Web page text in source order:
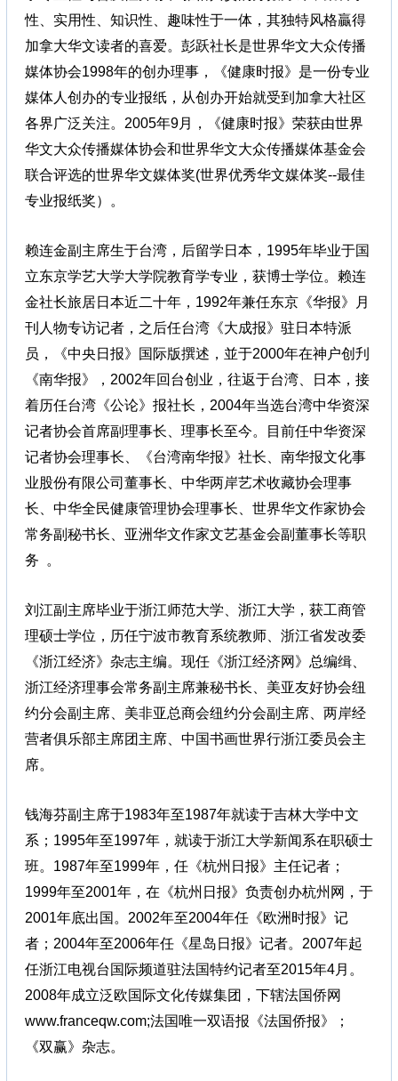
性、实用性、知识性、趣味性于一体，其独特风格贏得
加拿大华文读者的喜爱。彭跃社长是世界华文大众传播
媒体协会1998年的创办理事，《健康时报》是一份专业
媒体人创办的专业报纸，从创办开始就受到加拿大社区
各界广泛关注。2005年9月，《健康时报》荣获由世界
华文大众传播媒体协会和世界华文大众传播媒体基金会
联合评选的世界华文媒体奖(世界优秀华文媒体奖--最佳
专业报纸奖）。
赖连金副主席生于台湾，后留学日本，1995年毕业于国
立东京学艺大学大学院教育学专业，获博士学位。赖连
金社长旅居日本近二十年，1992年兼任东京《华报》月
刊人物专访记者，之后任台湾《大成报》驻日本特派
员，《中央日报》国际版撰述，並于2000年在神户创刋
《南华报》，2002年回台创业，往返于台湾、日本，接
着历任台湾《公论》报社长，2004年当选台湾中华资深
记者协会首席副理事长、理事长至今。目前任中华资深
记者协会理事长、《台湾南华报》社长、南华报文化事
业股份有限公司董事长、中华两岸艺术收藏协会理事
长、中华全民健康管理协会理事长、世界华文作家协会
常务副秘书长、亚洲华文作家文艺基金会副董事长等职
务 。
刘江副主席毕业于浙江师范大学、浙江大学，获工商管
理硕士学位，历任宁波市教育系统教师、浙江省发改委
《浙江经济》杂志主编。现任《浙江经济网》总编缉、
浙江经济理事会常务副主席兼秘书长、美亚友好协会纽
约分会副主席、美非亚总商会纽约分会副主席、两岸经
营者俱乐部主席团主席、中国书画世界行浙江委员会主
席。
钱海芬副主席于1983年至1987年就读于吉林大学中文
系；1995年至1997年，就读于浙江大学新闻系在职硕士
班。1987年至1999年，任《杭州日报》主任记者；
1999年至2001年，在《杭州日报》负责创办杭州网，于
2001年底出国。2002年至2004年任《欧洲时报》记
者；2004年至2006年任《星岛日报》记者。2007年起
任浙江电视台国际频道驻法国特约记者至2015年4月。
2008年成立泛欧国际文化传媒集团，下辖法国侨网
www.franceqw.com;法国唯一双语报《法国侨报》；
《双赢》杂志。